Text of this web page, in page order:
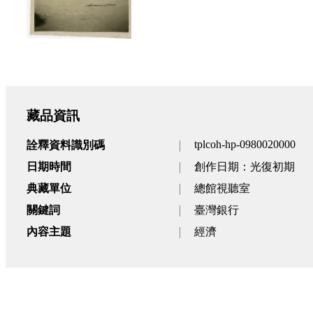
藏品資訊
詮釋資料識別碼
tplcoh-hp-0980020000
日期時間
創作日期：光復初期
典藏單位
總館視聽室
關鍵詞
臺灣銀行
內容主題
經濟